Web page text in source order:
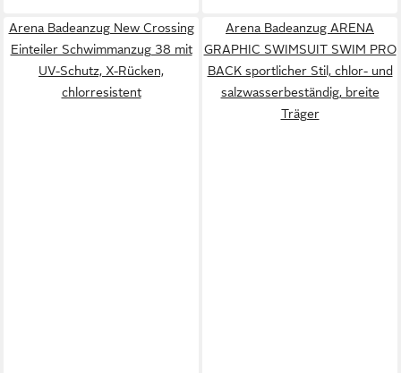
Arena Badeanzug New Crossing
Einteiler Schwimmanzug 38 mit
UV-Schutz, X-Rücken,
chlorresistent
Arena Badeanzug ARENA
GRAPHIC SWIMSUIT SWIM PRO
BACK sportlicher Stil, chlor- und
salzwasserbeständig, breite
Träger